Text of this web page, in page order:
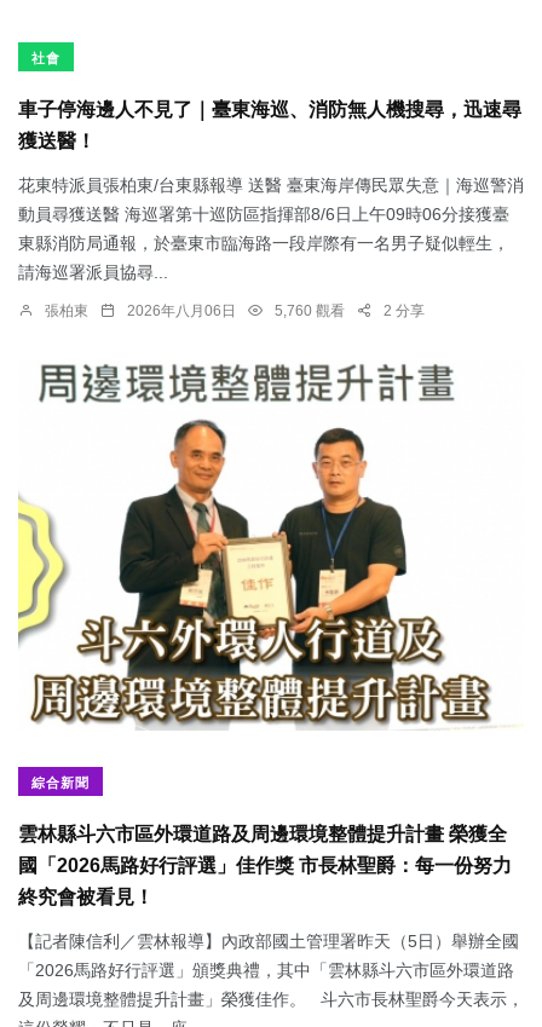
社會
車子停海邊人不見了｜臺東海巡、消防無人機搜尋，迅速尋
獲送醫！
花東特派員張柏東/台東縣報導 送醫 臺東海岸傳民眾失意｜海巡警消
動員尋獲送醫 海巡署第十巡防區指揮部8/6日上午09時06分接獲臺
東縣消防局通報，於臺東市臨海路一段岸際有一名男子疑似輕生，
請海巡署派員協尋...
張柏東 2026年八月06日 5,760 觀看 2 分享
綜合新聞
雲林縣斗六市區外環道路及周邊環境整體提升計畫 榮獲全
國「2026馬路好行評選」佳作獎 市長林聖爵：每一份努力
終究會被看見！
【記者陳信利／雲林報導】內政部國土管理署昨天（5日）舉辦全國
「2026馬路好行評選」頒獎典禮，其中「雲林縣斗六市區外環道路
及周邊環境整體提升計畫」榮獲佳作。 斗六市長林聖爵今天表示，